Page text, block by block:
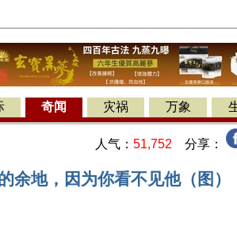
奇闻 灾祸 万象
人气： 51,752 分享：
余地，因为你看不见他（图）